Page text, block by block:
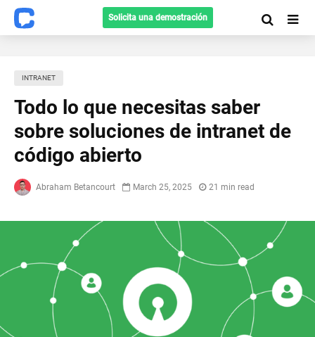
Solicita una demostración
INTRANET
Todo lo que necesitas saber
sobre soluciones de intranet de
código abierto
Abraham Betancourt March 25, 2025 21 min read